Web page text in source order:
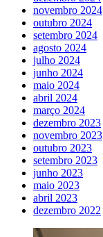
novembro 2024
outubro 2024
setembro 2024
agosto 2024
julho 2024
junho 2024
maio 2024
abril 2024
março 2024
dezembro 2023
novembro 2023
outubro 2023
setembro 2023
junho 2023
maio 2023
abril 2023
dezembro 2022